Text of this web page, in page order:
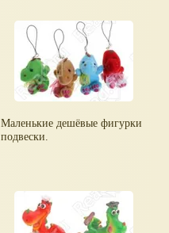
Маленькие дешёвые фигурки
подвески.